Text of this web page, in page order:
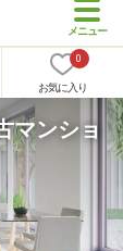
0
お気に入り
マンショ